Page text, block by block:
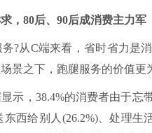
，80后、90后成消费主力军
从C端来看，省时省力是消
景之下，跑腿服务的价值更
，38.4%的消费者由于忘
东西给别人(26.2%)、处理